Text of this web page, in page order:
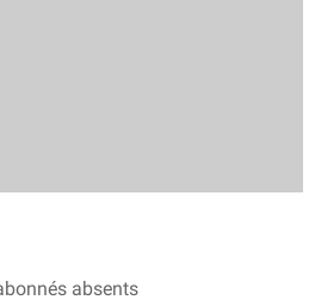
absents